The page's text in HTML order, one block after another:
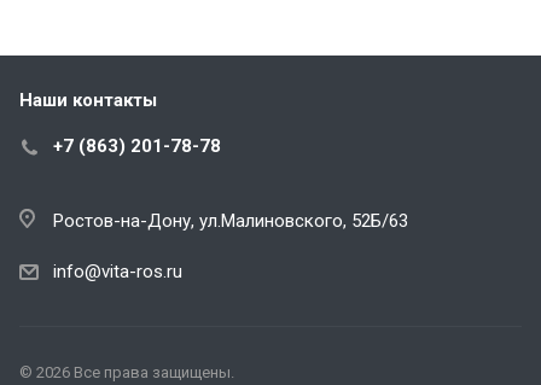
Наши контакты
+7 (863) 201-78-78
Ростов-на-Дону, ул.Малиновского, 52Б/63
info@vita-ros.ru
© 2026 Все права защищены.